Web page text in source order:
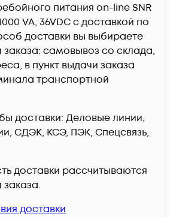
питания on-line SNR
VA, 36VDC c доставкой по
доставки вы выбираете
самовывоз со склада,
в пункт выдачи заказа
транспортной
доставки: Деловые линии,
СДЭК, КСЭ, ПЭК, Спецсвязь,
доставки рассчитываются
доставки